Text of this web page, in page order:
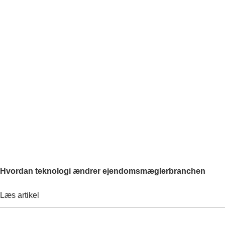
Hvordan teknologi ændrer ejendomsmæglerbranchen
Læs artikel